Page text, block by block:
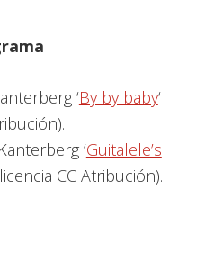
‘By by baby‘
‘Guitalele’s
CC Atribución).